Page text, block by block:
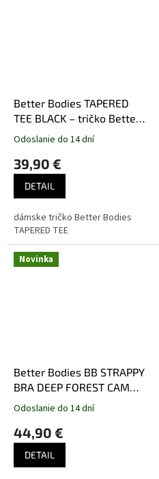
Better Bodies TAPERED
TEE BLACK – tričko Better
Bodies čierne
Odoslanie do 14 dní
39,90 €
DETAIL
dámske tričko Better Bodies
TAPERED TEE
Novinka
Better Bodies BB STRAPPY
BRA DEEP FOREST CAMO –
športová podprsenka
tmavozelená
Odoslanie do 14 dní
44,90 €
DETAIL